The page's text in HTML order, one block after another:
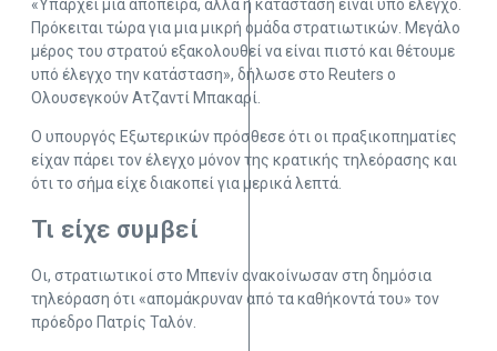
«Υπάρχει μια απόπειρα, αλλά η κατάσταση είναι υπό έλεγχο.
Πρόκειται τώρα για μια μικρή ομάδα στρατιωτικών. Μεγάλο
μέρος του στρατού εξακολουθεί να είναι πιστό και θέτουμε
υπό έλεγχο την κατάσταση», δήλωσε στο Reuters ο
Ολουσεγκούν Ατζαντί Μπακαρί.
Ο υπουργός Εξωτερικών πρόσθεσε ότι οι πραξικοπηματίες
είχαν πάρει τον έλεγχο μόνον της κρατικής τηλεόρασης και
ότι το σήμα είχε διακοπεί για μερικά λεπτά.
Τι είχε συμβεί
Οι, στρατιωτικοί στο Μπενίν ανακοίνωσαν στη δημόσια
τηλεόραση ότι «απομάκρυναν από τα καθήκοντά του» τον
πρόεδρο Πατρίς Ταλόν.